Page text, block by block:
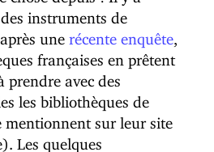
instruments de
une récente enquête
françaises en prêtent
prendre avec des
les bibliothèques de
mentionnent sur leur site
Les quelques